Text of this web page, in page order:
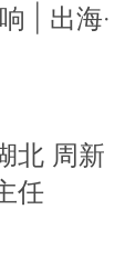
| 出海·
北 周新
任